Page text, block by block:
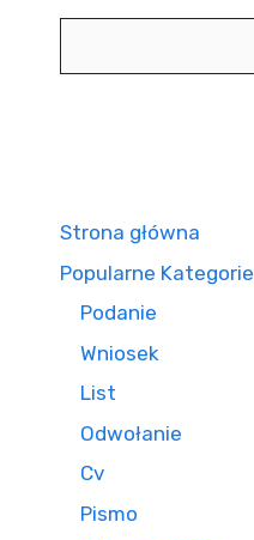
Strona główna
Popularne Kategorie
Podanie
Wniosek
List
Odwołanie
Cv
Pismo